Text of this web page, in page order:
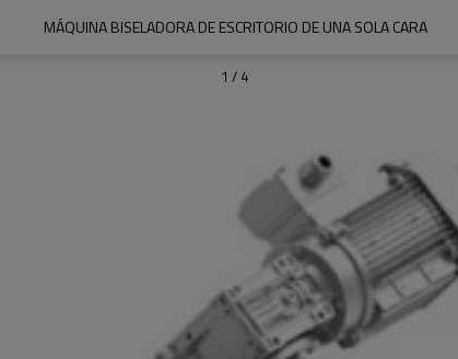
MÁQUINA BISELADORA DE ESCRITORIO DE UNA SOLA CARA
1 / 4